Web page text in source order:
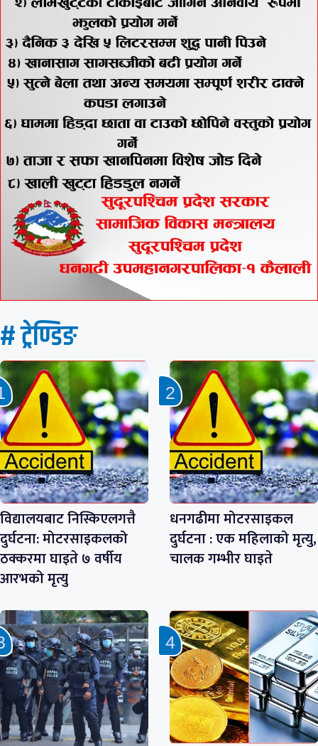
# ट्रेण्डिङ
विद्यालयबाट निस्किएलगत्तै
दुर्घटना: मोटरसाइकलको
ठक्करमा घाइते ७ वर्षीय
आरभको मृत्यु
धनगढीमा मोटरसाइकल
दुर्घटना : एक महिलाको मृत्यु,
चालक गम्भीर घाइते